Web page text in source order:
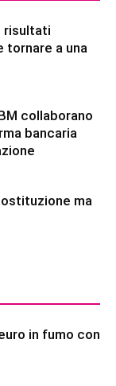
risultati
tornare a una
collaborano
bancaria
ma
in fumo con